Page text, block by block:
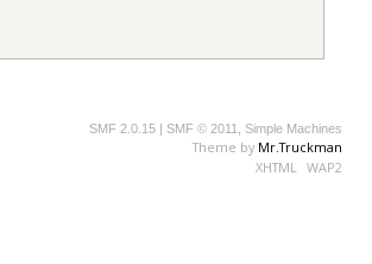
SMF 2.0.15 | SMF © 2011 Simple Machines
Theme by Mr.Truckman
XHTML WAP2